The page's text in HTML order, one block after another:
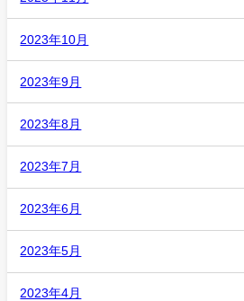
2023年10月
2023年9月
2023年8月
2023年7月
2023年6月
2023年5月
2023年4月